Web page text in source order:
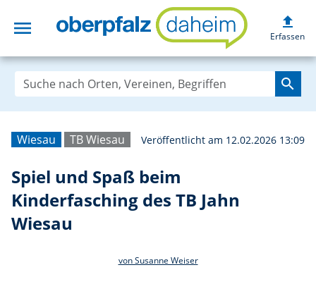
menu Spiel und Spaß
upload
Erfassen
search
Wiesau TB Wiesau Veröffentlicht am 12.02.2026 13:09
Spiel und Spaß beim
Kinderfasching des TB Jahn
Wiesau
von Susanne Weiser